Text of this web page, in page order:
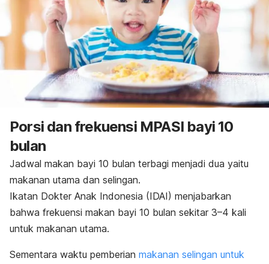
Porsi dan frekuensi MPASI bayi 10
bulan
Jadwal makan bayi 10 bulan terbagi menjadi dua yaitu
makanan utama dan selingan.
Ikatan Dokter Anak Indonesia (IDAI) menjabarkan
bahwa frekuensi makan bayi 10 bulan sekitar 3–4 kali
untuk makanan utama.
Sementara waktu pemberian makanan selingan untuk